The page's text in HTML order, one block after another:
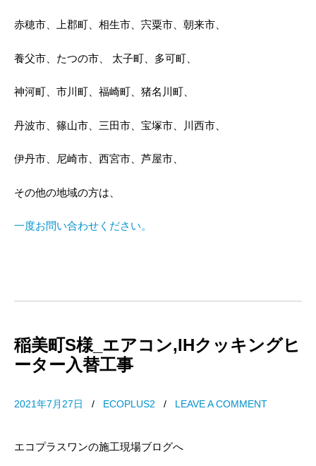
赤穂市、上郡町、相生市、宍粟市、朝来市、
養父市、たつの市、 太子町、多可町、
神河町、市川町、福崎町、猪名川町、
丹波市、篠山市、三田市、宝塚市、川西市、
伊丹市、尼崎市、西宮市、芦屋市、
その他の地域の方は、
一度お問い合わせください。
稲美町S様_エアコン,IHクッキングヒ
ーター入替工事
2021年7月27日 / ECOPLUS2 / LEAVE A COMMENT
エコプラスワンの施工現場ブログへ